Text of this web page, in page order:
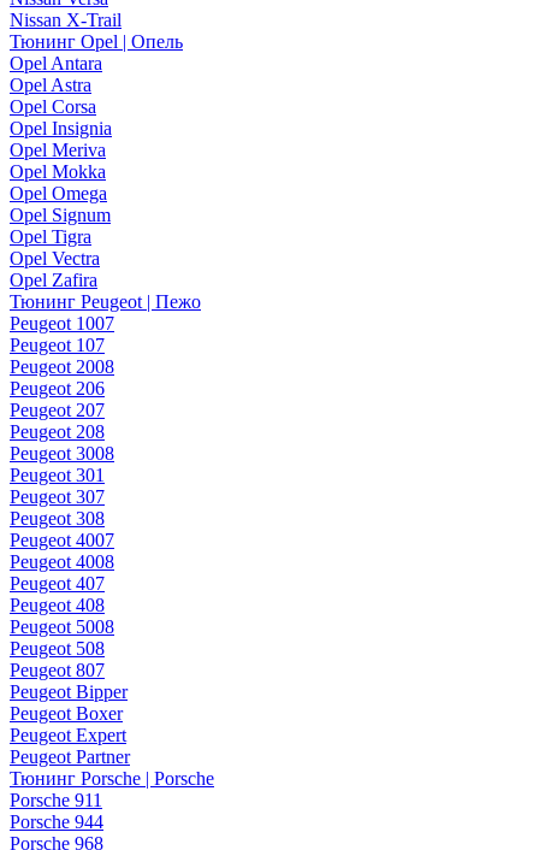
Nissan X-Trail
Тюнинг Opel | Опель
Opel Antara
Opel Astra
Opel Corsa
Opel Insignia
Opel Meriva
Opel Mokka
Opel Omega
Opel Signum
Opel Tigra
Opel Vectra
Opel Zafira
Тюнинг Peugeot | Пежо
Peugeot 1007
Peugeot 107
Peugeot 2008
Peugeot 206
Peugeot 207
Peugeot 208
Peugeot 3008
Peugeot 301
Peugeot 307
Peugeot 308
Peugeot 4007
Peugeot 4008
Peugeot 407
Peugeot 408
Peugeot 5008
Peugeot 508
Peugeot 807
Peugeot Bipper
Peugeot Boxer
Peugeot Expert
Peugeot Partner
Тюнинг Porsche | Porsche
Porsche 911
Porsche 944
Porsche 968